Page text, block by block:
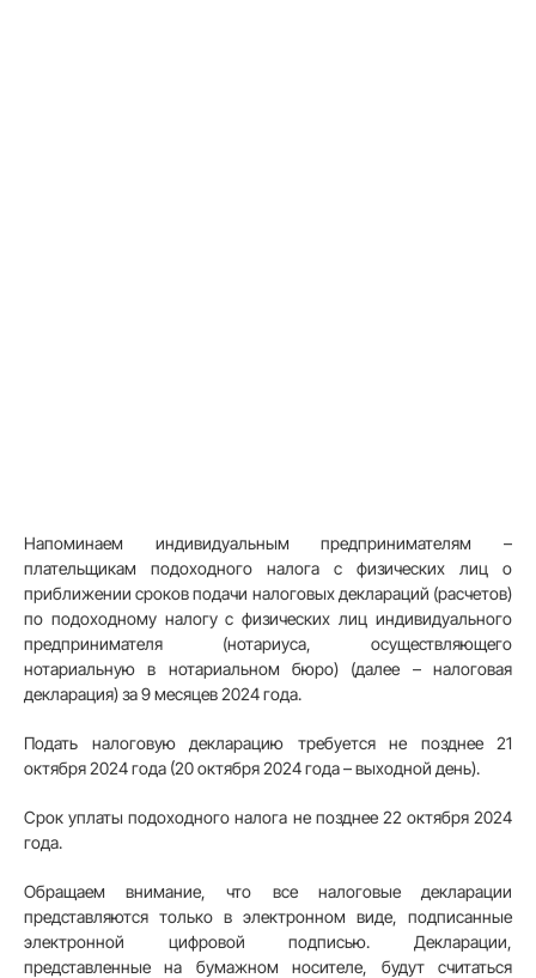
Напоминаем индивидуальным предпринимателям –
плательщикам подоходного налога с физических лиц о
приближении сроков подачи налоговых деклараций (расчетов)
по подоходному налогу с физических лиц индивидуального
предпринимателя (нотариуса, осуществляющего
нотариальную в нотариальном бюро) (далее – налоговая
декларация) за 9 месяцев 2024 года.
Подать налоговую декларацию требуется не позднее 21
октября 2024 года (20 октября 2024 года – выходной день).
Срок уплаты подоходного налога не позднее 22 октября 2024
года.
Обращаем внимание, что все налоговые декларации
представляются только в электронном виде, подписанные
электронной цифровой подписью. Декларации,
представленные на бумажном носителе, будут считаться